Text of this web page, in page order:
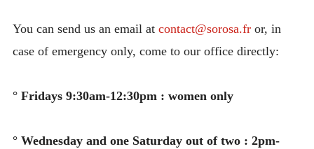
You can send us an email at contact@sorosa.fror, in
case of emergency only, come to our office directly:
° Fridays 9:30am-12:30pm : women only
° Wednesday and one Saturday out of two : 2pm-